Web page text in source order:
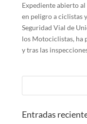
Expediente abierto
en peligro a ciclistas
Seguridad Vial de
los Motociclistas, ha
y tras las
Entradas